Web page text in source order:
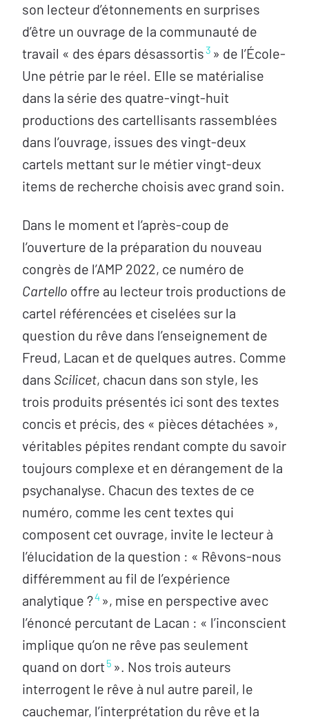
son lecteur d’étonnements en surprises
d’être un ouvrage de la communauté de
travail « des épars désassortis3 » de l’École-
Une pétrie par le réel. Elle se matérialise
dans la série des quatre-vingt-huit
productions des cartellisants rassemblées
dans l’ouvrage, issues des vingt-deux
cartels mettant sur le métier vingt-deux
items de recherche choisis avec grand soin.
Dans le moment et l’après-coup de
l’ouverture de la préparation du nouveau
congrès de l’AMP 2022, ce numéro de
Cartello offre au lecteur trois productions de
cartel référencées et ciselées sur la
question du rêve dans l’enseignement de
Freud, Lacan et de quelques autres. Comme
dans Scilicet, chacun dans son style, les
trois produits présentés ici sont des textes
concis et précis, des « pièces détachées »,
véritables pépites rendant compte du savoir
toujours complexe et en dérangement de la
psychanalyse. Chacun des textes de ce
numéro, comme les cent textes qui
composent cet ouvrage, invite le lecteur à
l’élucidation de la question : « Rêvons-nous
différemment au fil de l’expérience
analytique ?4 », mise en perspective avec
l’énoncé percutant de Lacan : « l’inconscient
implique qu’on ne rêve pas seulement
quand on dort5 ». Nos trois auteurs
interrogent le rêve à nul autre pareil, le
cauchemar, l’interprétation du rêve et la